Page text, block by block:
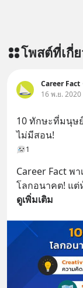
โพสต์ที่เกี่
Career Fact
16 พ.ย. 2020
10 ทักษะที่มนุษ
ไม่มีสอน!
1
Career Fact พ
โลกอนาคต! แต่
ดูเพิ่มเติม